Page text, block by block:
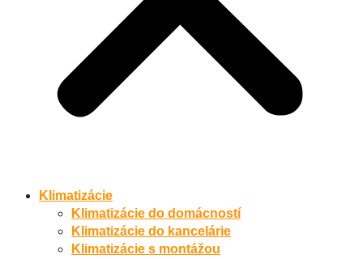
Klimatizácie
Klimatizácie do domácností
Klimatizácie do kancelárie
Klimatizácie s montážou